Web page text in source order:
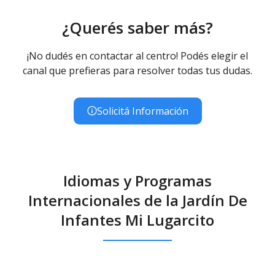
¿Querés saber más?
¡No dudés en contactar al centro! Podés elegir el
canal que prefieras para resolver todas tus dudas.
Solicitá Información
Idiomas y Programas
Internacionales de la Jardín De
Infantes Mi Lugarcito